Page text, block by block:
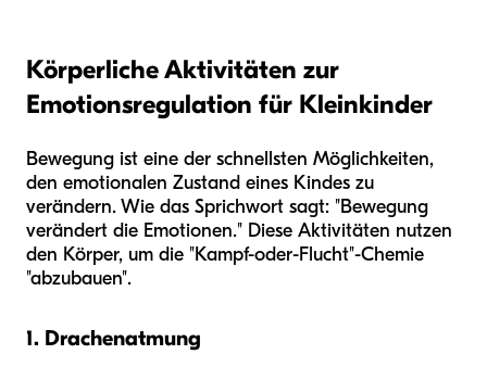
Körperliche Aktivitäten zur
Emotionsregulation für Kleinkinder
Bewegung ist eine der schnellsten Möglichkeiten,
den emotionalen Zustand eines Kindes zu
verändern. Wie das Sprichwort sagt: "Bewegung
verändert die Emotionen." Diese Aktivitäten nutzen
den Körper, um die "Kampf-oder-Flucht"-Chemie
"abzubauen".
1. Drachenatmung